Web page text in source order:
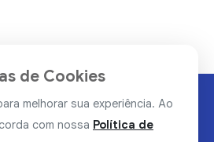
de Cookies
melhorar sua experiência. Ao
com nossa Política de